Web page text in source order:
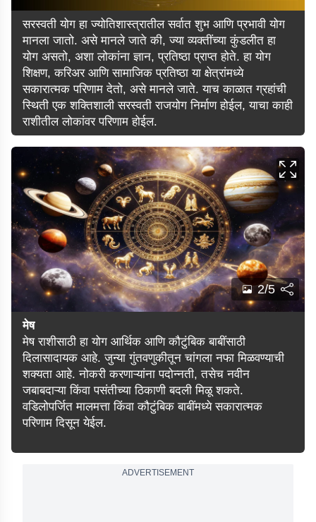
सरस्वती योग हा ज्योतिशास्त्रातील सर्वात शुभ आणि प्रभावी योग
मानला जातो. असे मानले जाते की, ज्या व्यक्तींच्या कुंडलीत हा
योग असतो, अशा लोकांना ज्ञान, प्रतिष्ठा प्राप्त होते. हा योग
शिक्षण, करिअर आणि सामाजिक प्रतिष्ठा या क्षेत्रांमध्ये
सकारात्मक परिणाम देतो, असे मानले जाते. याच काळात ग्रहांची
स्थिती एक शक्तिशाली सरस्वती राजयोग निर्माण होईल, याचा काही
राशीतील लोकांवर परिणाम होईल.
2/5
मेष
मेष राशीसाठी हा योग आर्थिक आणि कौटुंबिक बाबींसाठी
दिलासादायक आहे. जुन्या गुंतवणुकीतून चांगला नफा मिळवण्याची
शक्यता आहे. नोकरी करणाऱ्यांना पदोन्नती, तसेच नवीन
जबाबदाऱ्या किंवा पसंतीच्या ठिकाणी बदली मिळू शकते.
वडिलोपर्जित मालमत्ता किंवा कौटुंबिक बाबींमध्ये सकारात्मक
परिणाम दिसून येईल.
ADVERTISEMENT